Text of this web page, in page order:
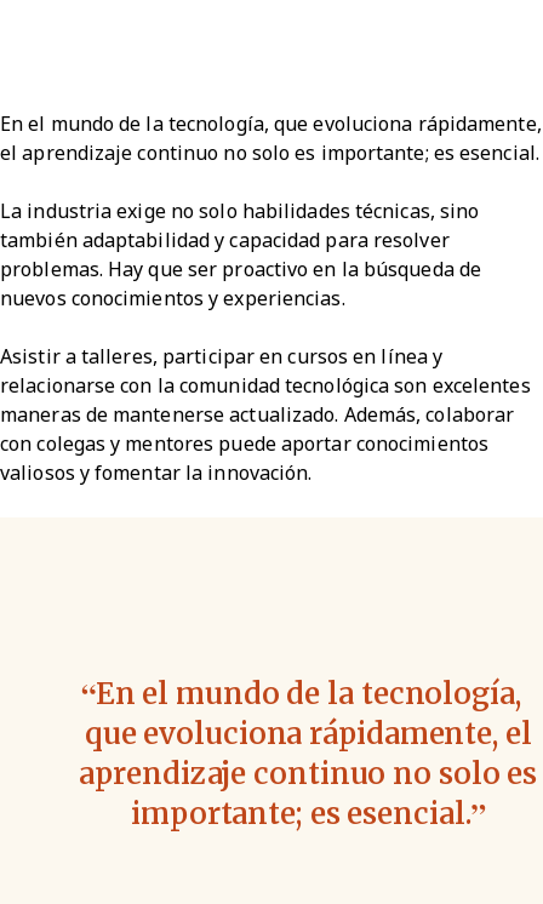
En el mundo de la tecnología, que evoluciona rápidamente,
el aprendizaje continuo no solo es importante; es esencial.
La industria exige no solo habilidades técnicas, sino
también adaptabilidad y capacidad para resolver
problemas. Hay que ser proactivo en la búsqueda de
nuevos conocimientos y experiencias.
Asistir a talleres, participar en cursos en línea y
relacionarse con la comunidad tecnológica son excelentes
maneras de mantenerse actualizado. Además, colaborar
con colegas y mentores puede aportar conocimientos
valiosos y fomentar la innovación.
En el mundo de la tecnología,
que evoluciona rápidamente, el
aprendizaje continuo no solo es
importante; es esencial.